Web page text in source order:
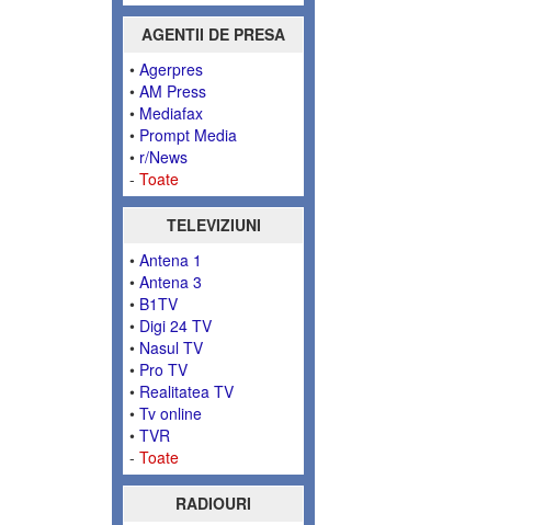
AGENTII DE PRESA
• Agerpres
• AM Press
• Mediafax
• Prompt Media
• r/News
- Toate
TELEVIZIUNI
• Antena 1
• Antena 3
• B1TV
• Digi 24 TV
• Nasul TV
• Pro TV
• Realitatea TV
• Tv online
• TVR
- Toate
RADIOURI